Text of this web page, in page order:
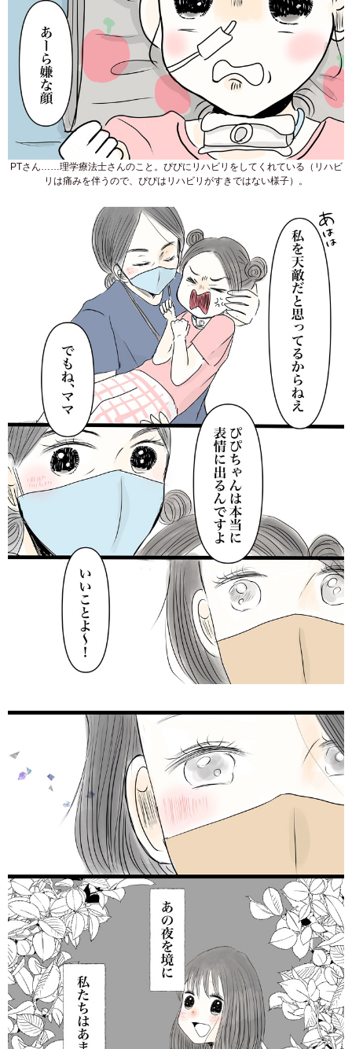
PTさん……理学療法士さんのこと。ぴぴにリハビリをしてくれている（リハビ
リは痛みを伴うので、ぴぴはリハビリがすきではない様子）。